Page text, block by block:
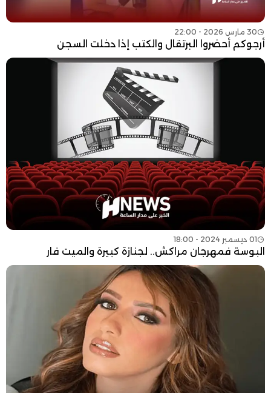
30 مارس 2026 - 22:00
أرجوكم أحضروا البرتقال والكتب إذا دخلت السجن
01 ديسمبر 2024 - 18:00
البوسة فمهرجان مراكش.. لجنازة كبيرة والميت فار